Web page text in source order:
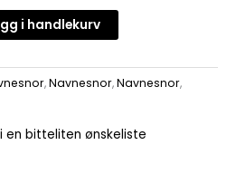
i handlekurv
,Navnesnor,Navnesnor,
en bitteliten ønskeliste